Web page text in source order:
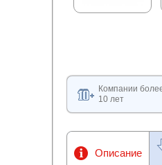
Компании
10 лет
Описание